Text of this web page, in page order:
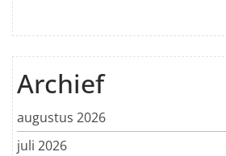
Archief
augustus 2026
juli 2026